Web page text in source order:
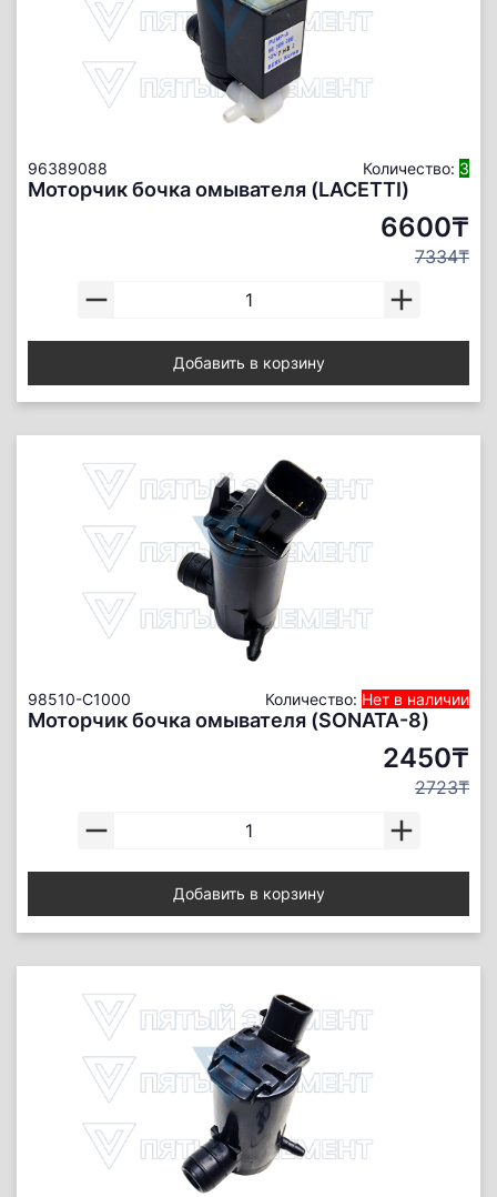
96389088 Количество: 3
Моторчик бочка омывателя (LACETTI)
6600₸
7334₸
Добавить в корзину
98510-C1000 Количество: Нет в наличии
Моторчик бочка омывателя (SONATA-8)
2450₸
2723₸
Добавить в корзину